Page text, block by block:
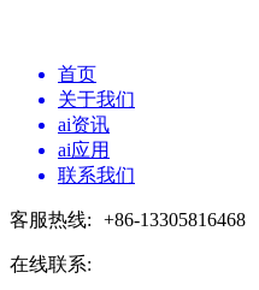
首页
关于我们
ai资讯
ai应用
联系我们
客服热线: +86-13305816468
在线联系: